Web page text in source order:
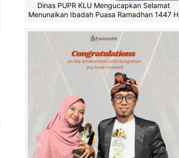
Dinas PUPR KLU Mengucapkan Selamat
Menunaikan Ibadah Puasa Ramadhan 1447 H